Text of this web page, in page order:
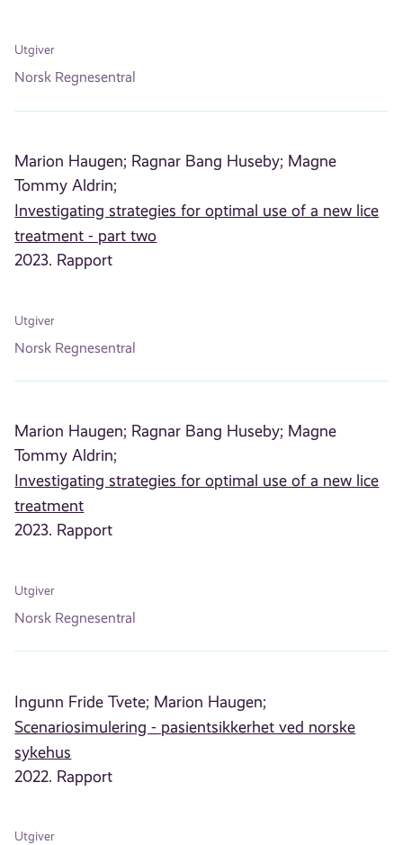
Utgiver
Norsk Regnesentral
Marion Haugen; Ragnar Bang Huseby; Magne
Tommy Aldrin;
Investigating strategies for optimal use of a new lice
treatment - part two
2023. Rapport
Utgiver
Norsk Regnesentral
Marion Haugen; Ragnar Bang Huseby; Magne
Tommy Aldrin;
Investigating strategies for optimal use of a new lice
treatment
2023. Rapport
Utgiver
Norsk Regnesentral
Ingunn Fride Tvete; Marion Haugen;
Scenariosimulering - pasientsikkerhet ved norske
sykehus
2022. Rapport
Utgiver